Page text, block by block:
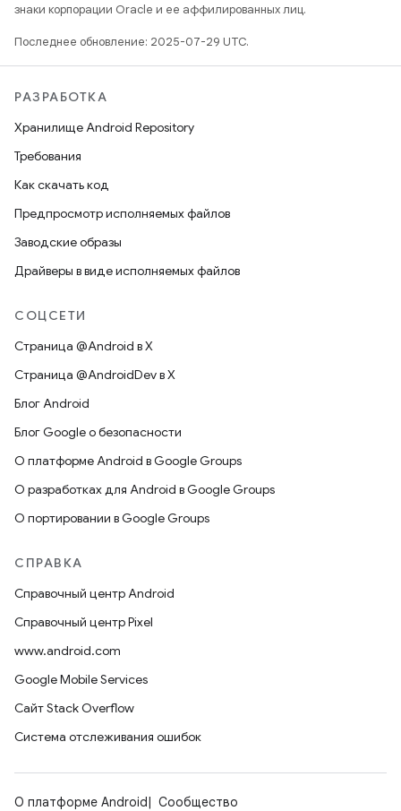
знаки корпорации Oracle и ее аффилированных лиц.
Последнее обновление: 2025-07-29 UTC.
РАЗРАБОТКА
Хранилище Android Repository
Требования
Как скачать код
Предпросмотр исполняемых файлов
Заводские образы
Драйверы в виде исполняемых файлов
СОЦСЕТИ
Страница @Android в X
Страница @AndroidDev в X
Блог Android
Блог Google о безопасности
О платформе Android в Google Groups
О разработках для Android в Google Groups
О портировании в Google Groups
СПРАВКА
Справочный центр Android
Справочный центр Pixel
www.android.com
Google Mobile Services
Сайт Stack Overflow
Система отслеживания ошибок
О платформе Android
Сообщество